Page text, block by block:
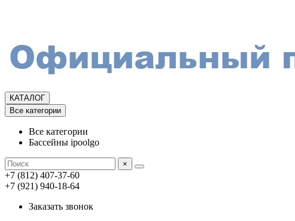
КАТАЛОГ
Все категории
Все категории
Бассейны ipoolgo
×
+7 (812) 407-37-60
+7 (921) 940-18-64
Заказать звонок